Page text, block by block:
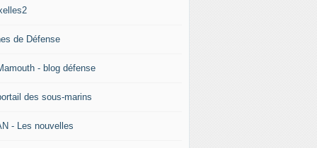
de Défense
- blog défense
des sous-marins
- Les nouvelles